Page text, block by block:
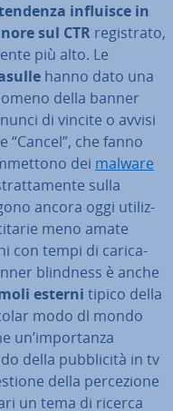
influisce in
sul CTR re­gi­stra­to,
più alto. Le
hanno dato una
della banner
di vincite o avvisi
“Cancel”, che fanno
dei malware
sulla
ancora oggi uti­liz­
meno amate
con tempi di ca­ri­ca­
blindness è anche
esterni tipico della
modo dl mondo
un’im­por­tan­za
della pub­bli­ci­tà in tv
della per­ce­zio­ne
un tema di ricerca